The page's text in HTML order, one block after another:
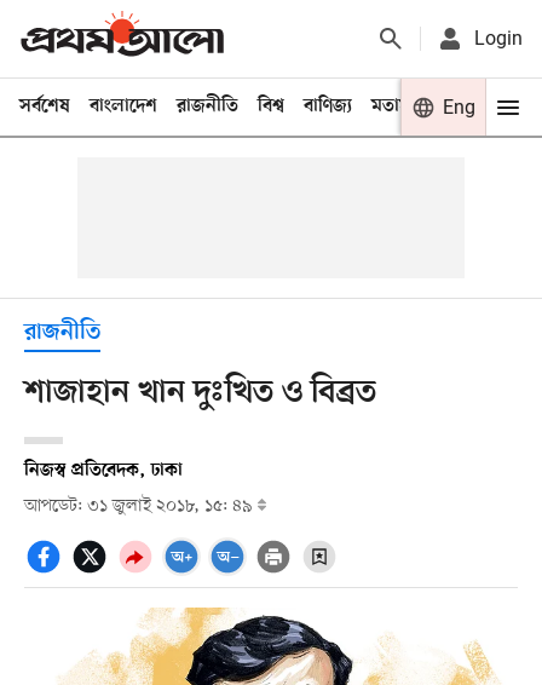
Login
সর্বশেষ বাংলাদেশ রাজনীতি বিশ্ব বাণিজ্য মতামত খেলা
Eng
রাজনীতি
শাজাহান খান দুঃখিত ও বিব্রত
নিজস্ব প্রতিবেদক, ঢাকা
আপডেট: ৩১ জুলাই ২০১৮, ১৫: ৪৯